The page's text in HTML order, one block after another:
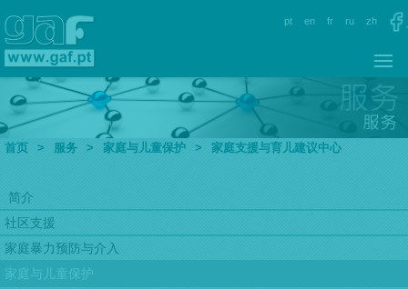
pt en fr ru zh
首页 > 服务 > 家庭与儿童保护 > 家庭支援与育儿建议中心
简介
社区支援
家庭暴力预防与介入
家庭与儿童保护